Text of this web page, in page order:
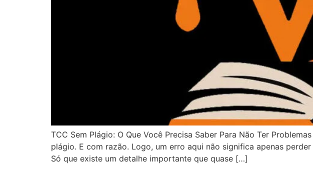
TCC Sem Plágio: O Que Você Precisa Saber Para Não Ter
plágio. E com razão. Logo, um erro aqui não significa apenas
Só que existe um detalhe importante que quase […]